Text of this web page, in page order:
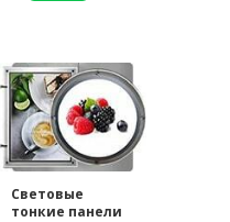
Световые
тонкие панели